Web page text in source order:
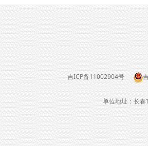
吉ICP备11002904号
单位地址：长